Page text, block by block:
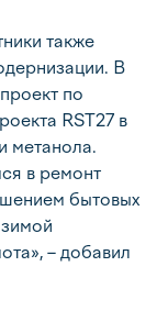
также
В
по
RST27 в
метанола.
в ремонт
бытовых
– добавил